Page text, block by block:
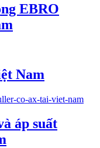
EBRO
Nam
áp suất